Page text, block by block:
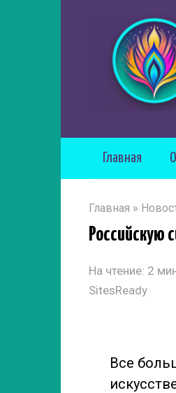
Главная
Главная »
Российскую
На чтение: 2
SitesReady
Все